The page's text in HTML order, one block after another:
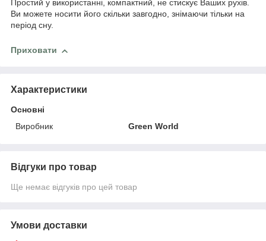
Простий у використанні, компактний, не стискує Ваших рухів.
Ви можете носити його скільки завгодно, знімаючи тільки на
період сну.
Приховати
Характеристики
Основні
Виробник
Green World
Відгуки про товар
Ще немає відгуків про цей товар
Умови доставки